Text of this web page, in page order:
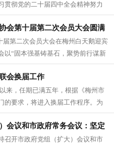
贯彻党的二十届四中全会精神努力
会第十届第二次会员大会圆满
第二次会员大会在梅州白天鹅迎宾
以“固本强基铸基石，聚势前行谋新
会换届工作
来，任期已满五年，根据《梅州市
的要求，将进入换届工作程序。为
会议和市政府常务会议：坚定
五五”关键时期第一程
召开市政府党组（扩大）会议和市